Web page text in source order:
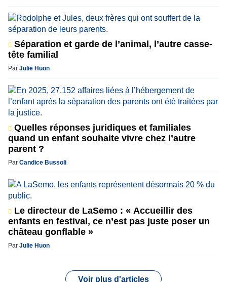
Séparation et garde de l’animal, l’autre casse-
tête familial
Par Julie Huon
Quelles réponses juridiques et familiales
quand un enfant souhaite vivre chez l’autre
parent ?
Par Candice Bussoli
Le directeur de LaSemo : « Accueillir des
enfants en festival, ce n’est pas juste poser un
château gonflable »
Par Julie Huon
Voir plus d'articles